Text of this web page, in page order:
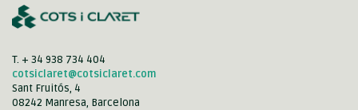
T. + 34 938 734 404
cotsiclaret@cotsiclaret.com
Sant Fruitós, 4
08242 Manresa, Barcelona